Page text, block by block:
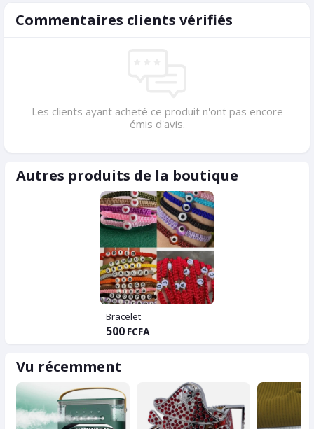
Commentaires clients vérifiés
Les clients ayant acheté ce produit n'ont pas encore
émis d'avis.
Autres produits de la boutique
Bracelet
500 FCFA
Vu récemment